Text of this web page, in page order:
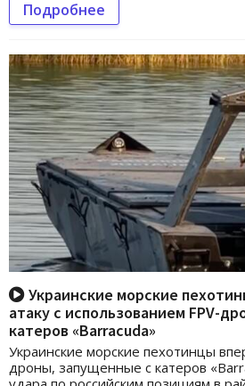
Подробнее
Украинские морские
атаку с использованием FPV-
катеров «Barracuda»
Украинские морские пехотинцы
дроны, запущенные с катеров